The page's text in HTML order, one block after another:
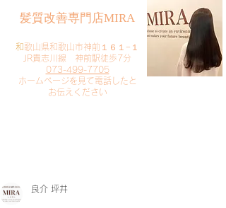
​髪質改善専門店MIRA
​和歌山県和歌山市神前１６１−１
JR貴志川線 神前駅徒歩7分
073-499-7705
​ホームページを見て電話したと
お伝えください
良介 坪井